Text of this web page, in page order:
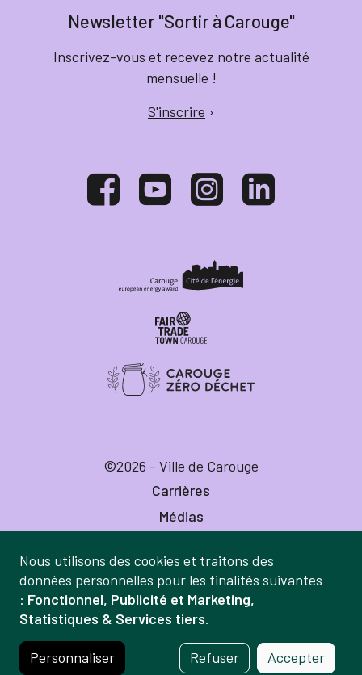
Newsletter "Sortir à Carouge"
Inscrivez-vous et recevez notre actualité
mensuelle !
S'inscrire ›
©2026 - Ville de Carouge
Carrières
Médias
Labels
Mentions légales
Politique de confidentialité
Crédits
Gestion
des
données
et
Nous utilisons des cookies et traitons des
données personnelles pour les finalités suivantes
: Fonctionnel, Publicité et Marketing,
Statistiques & Services tiers.
Personnaliser Refuser Accepter